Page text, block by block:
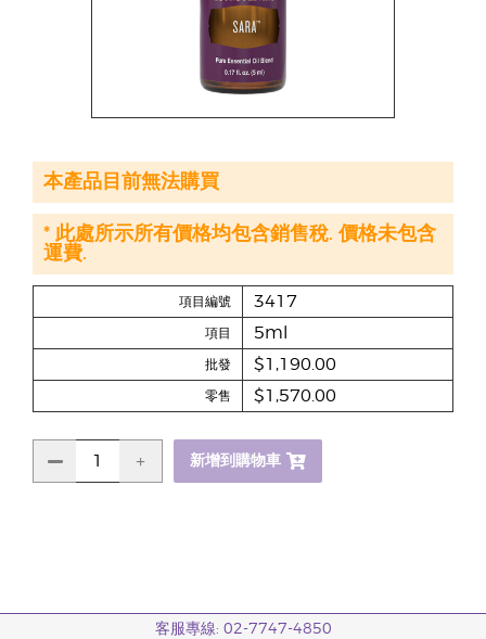
項目編號 3417
項目 5ml
批發 $1,190.00
零售 $1,570.00
新增到購物車
本產品目前無法購買
* 此處所示所有價格均包含銷售稅. 價格未包含
運費.
客服專線: 02-7747-4850